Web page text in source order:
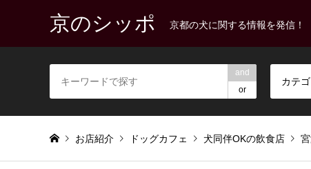
京のシッポ 京都の犬に関する情報を発信！
and
or
カテ
お店紹介 ドッグカフェ 犬同伴OKの飲食店